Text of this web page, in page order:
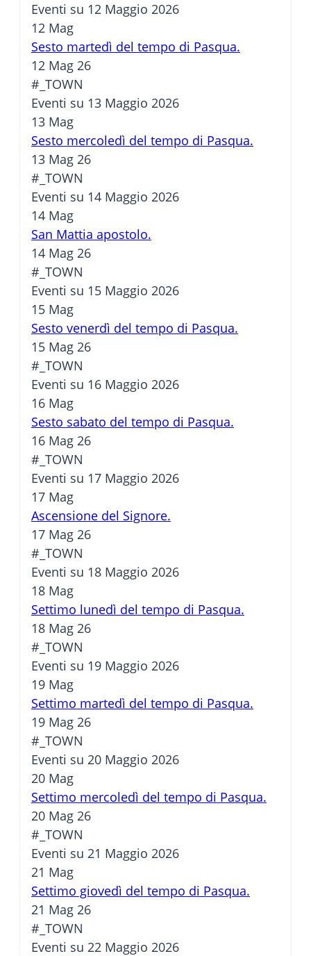
Eventi su 12 Maggio 2026
12 Mag
Sesto martedì del tempo di Pasqua.
12 Mag 26
#_TOWN
Eventi su 13 Maggio 2026
13 Mag
Sesto mercoledì del tempo di Pasqua.
13 Mag 26
#_TOWN
Eventi su 14 Maggio 2026
14 Mag
San Mattia apostolo.
14 Mag 26
#_TOWN
Eventi su 15 Maggio 2026
15 Mag
Sesto venerdì del tempo di Pasqua.
15 Mag 26
#_TOWN
Eventi su 16 Maggio 2026
16 Mag
Sesto sabato del tempo di Pasqua.
16 Mag 26
#_TOWN
Eventi su 17 Maggio 2026
17 Mag
Ascensione del Signore.
17 Mag 26
#_TOWN
Eventi su 18 Maggio 2026
18 Mag
Settimo lunedì del tempo di Pasqua.
18 Mag 26
#_TOWN
Eventi su 19 Maggio 2026
19 Mag
Settimo martedì del tempo di Pasqua.
19 Mag 26
#_TOWN
Eventi su 20 Maggio 2026
20 Mag
Settimo mercoledì del tempo di Pasqua.
20 Mag 26
#_TOWN
Eventi su 21 Maggio 2026
21 Mag
Settimo giovedì del tempo di Pasqua.
21 Mag 26
#_TOWN
Eventi su 22 Maggio 2026